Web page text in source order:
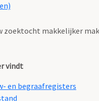
zoektocht makkelijker
vindt
en begraafregisters